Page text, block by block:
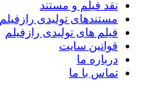
نقد فیلم و مستند
مستندهای تولیدی رازفیلم
فیلم های تولیدی رازفیلم
قوانین سایت
درباره ما
تماس با ما